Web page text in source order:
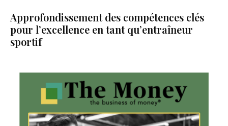
Approfondissement des compétences clés
pour l’excellence en tant qu’entraîneur
sportif